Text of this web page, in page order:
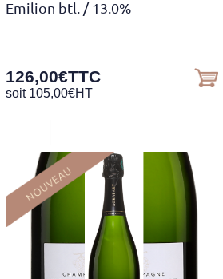
Emilion btl. / 13.0%
126,00€TTC
soit 105,00€HT